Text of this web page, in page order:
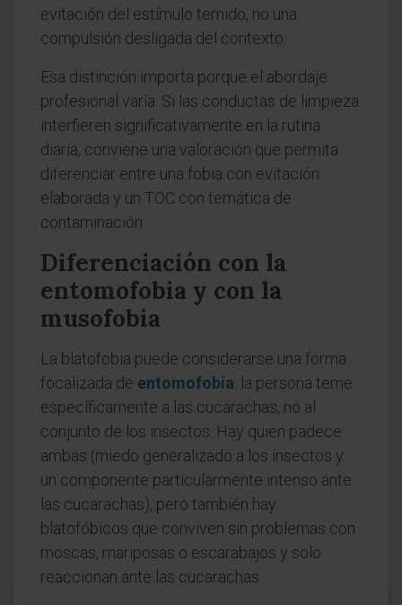
evitación del estímulo temido, no una
compulsión desligada del contexto.
Esa distinción importa porque el abordaje
profesional varía. Si las conductas de limpieza
interfieren significativamente en la rutina
diaria, conviene una valoración que permita
diferenciar entre una fobia con evitación
elaborada y un TOC con temática de
contaminación.
Diferenciación con la
entomofobia y con la
musofobia
La blatofobia puede considerarse una forma
focalizada de entomofobia: la persona teme
específicamente a las cucarachas, no al
conjunto de los insectos. Hay quien padece
ambas (miedo generalizado a los insectos y
un componente particularmente intenso ante
las cucarachas), pero también hay
blatofóbicos que conviven sin problemas con
moscas, mariposas o escarabajos y solo
reaccionan ante las cucarachas.